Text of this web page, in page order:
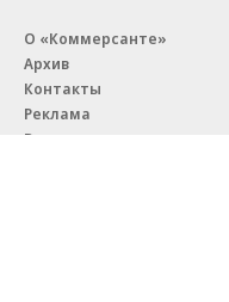
О «Коммерсанте»
Архив
Контакты
Реклама
Вакансии